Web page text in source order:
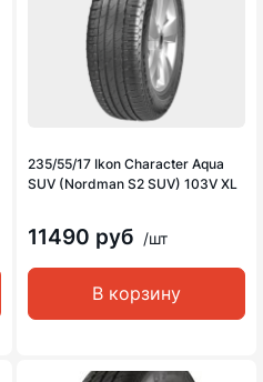
235/55/17 Ikon Character Aqua
SUV (Nordman S2 SUV) 103V XL
11490 руб /шт
В корзину